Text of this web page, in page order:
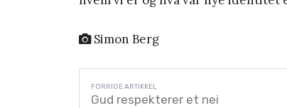
Simon Berg
Gud respekterer et nei